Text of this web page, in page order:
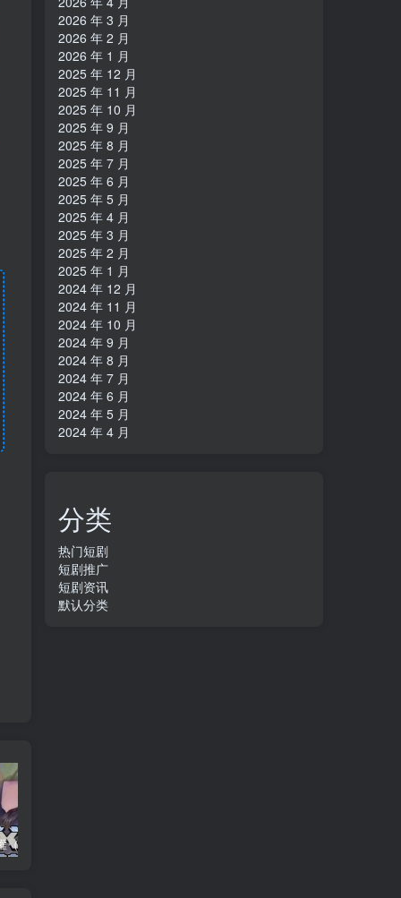
2026 年 3 月
2026 年 2 月
2026 年 1 月
2025 年 12 月
2025 年 11 月
2025 年 10 月
2025 年 9 月
2025 年 8 月
2025 年 7 月
2025 年 6 月
2025 年 5 月
2025 年 4 月
2025 年 3 月
2025 年 2 月
2025 年 1 月
2024 年 12 月
2024 年 11 月
2024 年 10 月
2024 年 9 月
2024 年 8 月
2024 年 7 月
2024 年 6 月
2024 年 5 月
2024 年 4 月
分类
热门短剧
短剧推广
短剧资讯
默认分类